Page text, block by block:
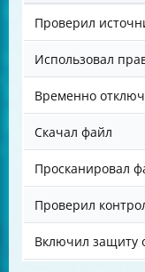
Проверил
Использовал
Временно
Скачал файл
Просканировал
Проверил
Включил защиту